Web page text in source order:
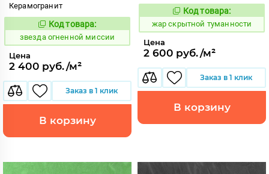
Керамогранит
445802
Код товара:
звезда огненной миссии
Цена
2 400 руб./м²
Заказ в 1 клик
В корзину
370734
Код товара:
жар скрытной туманности
Цена
2 600 руб./м²
Заказ в 1 клик
В корзину